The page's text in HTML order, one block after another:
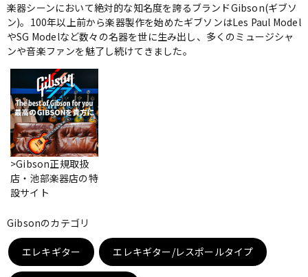
エレキギター アコギ/エレアコ
ベース
ドラム
キーボード
管楽器 その他楽器
楽器シーンにおいて絶対的な知名度を誇るブランドGibson(ギブソ
ン)。100年以上前から楽器製作を始めたギブソンはLes Paul Model
やSG Modelなど数々の名器を世に生み出し、多くのミュージシャ
ンや音楽ファンを魅了し続けてきました。
>Gibson正規取扱
店・池部楽器店の特
設サイト
Gibsonのカテゴリ
エレキギター エレキギター/レスポールタイプ